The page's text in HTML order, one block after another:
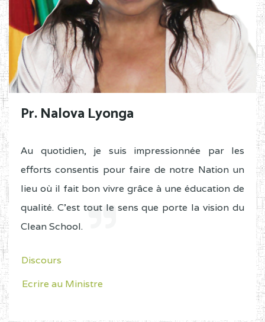
Pr. Nalova Lyonga
Au quotidien, je suis impressionnée par les
efforts consentis pour faire de notre Nation un
lieu où il fait bon vivre grâce à une éducation de
qualité. C'est tout le sens que porte la vision du
Clean School.
Discours
Ecrire au Ministre